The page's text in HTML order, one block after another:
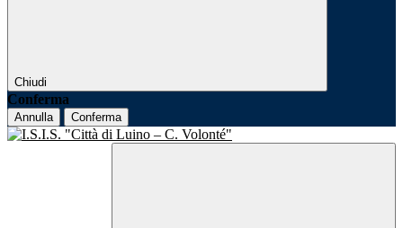
Chiudi
Conferma
Annulla Conferma